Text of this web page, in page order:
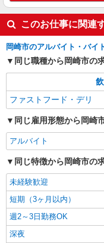
キープ
アルバイト パート
なか卯 岡崎若松東店
掃・
愛
このお仕事に関連
岡崎市のアルバイト・バイ
同じ職種から岡崎市の
ファストフード・デリ
同じ雇用形態から岡崎
アルバイト
同じ特徴から岡崎市の
未経験歓迎
短期（3ヶ月以内）
週2～3日勤務OK
深夜